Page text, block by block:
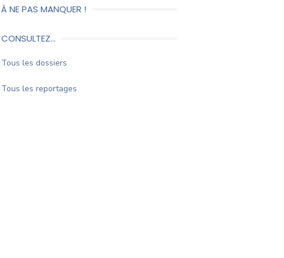
À NE PAS MANQUER !
CONSULTEZ…
Tous les dossiers
Tous les reportages